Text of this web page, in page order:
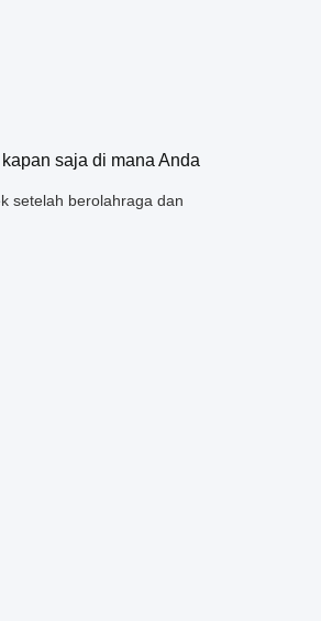
saja di mana Anda
setelah berolahraga dan